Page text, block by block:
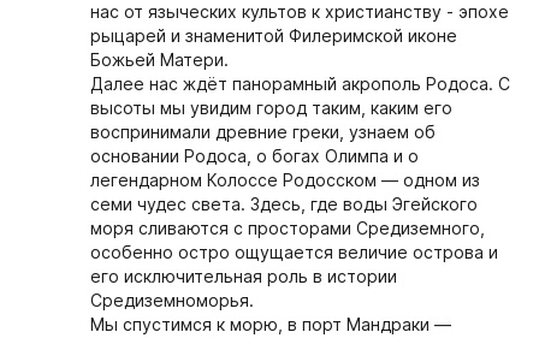
нас от языческих культов к христианству - эпохе
рыцарей и знаменитой Филеримской иконе
Божьей Матери.
Далее нас ждёт панорамный акрополь Родоса. С
высоты мы увидим город таким, каким его
воспринимали древние греки, узнаем об
основании Родоса, о богах Олимпа и о
легендарном Колоссе Родосском — одном из
семи чудес света. Здесь, где воды Эгейского
моря сливаются с просторами Средиземного,
особенно остро ощущается величие острова и
его исключительная роль в истории
Средиземноморья.
Мы спустимся к морю, в порт Мандраки —